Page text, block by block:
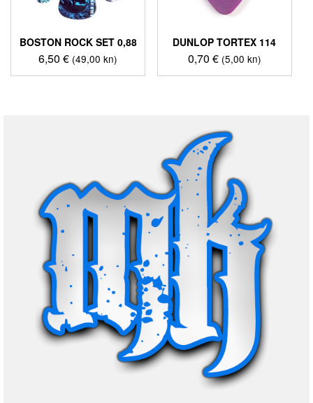
BOSTON ROCK SET 0,88
6,50€ (49,00 kn)
DUNLOP TORTEX 114
0,70 € (5,00 kn)